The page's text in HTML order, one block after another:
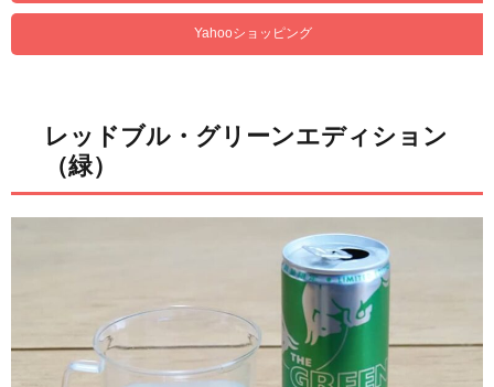
Yahooショッピング
レッドブル・グリーンエディション
（緑）